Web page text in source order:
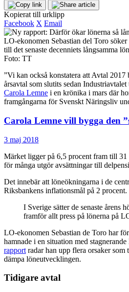
Kopierat till urklipp
Facebook X Email
LO-ekonomen Sebastian del Toro
till det senaste decenniets långsamma
Foto: TT
”Vi kan också konstatera att Avtal
årsavtal som slutits sedan
Carola Lemne i en krönika i mars där
framgångarna för Svenskt Näringsliv
Carola Lemne vill bygga den
3 maj 2018
Märket ligger på 6,5 procent fram till 31
för många utgör avsättningar till
Det innebär att löneökningarna i de
Riksbankens inflationsmål på 2 procent.
I Sverige sätter de senaste årens
framför allt press på lönerna på
LO-ekonomen Sebastian de Toro har
hamnade i en situation med
rapport radar han upp flera orsaker
dämpa löneutvecklingen.
Tidigare avtal